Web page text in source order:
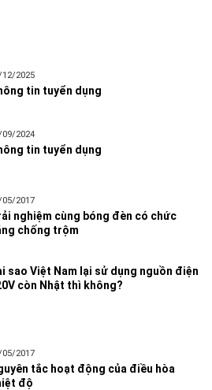
12/2025
tin tuyển dụng
09/2024
tin tuyển dụng
05/2017
nghiệm cùng bóng đèn có chức
chống trộm
sao Việt Nam lại sử dụng nguồn điện
còn Nhật thì không?
05/2017
tắc hoạt động của điều hòa
độ